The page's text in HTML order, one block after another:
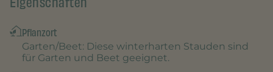
Pflanzort
Garten/Beet: Diese winterharten Stauden sind
für Garten und Beet geeignet.